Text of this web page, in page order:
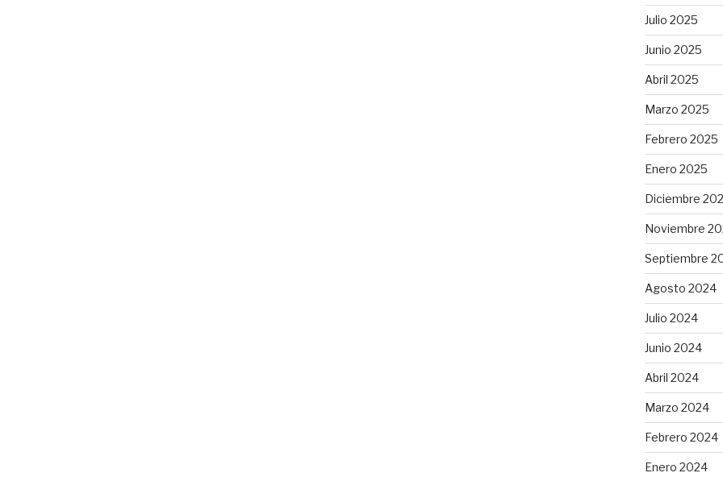
Julio 2025
Junio 2025
Abril 2025
Marzo 2025
Febrero 2025
Enero 2025
Diciembre
Noviembre
Septiembre
Agosto 2024
Julio 2024
Junio 2024
Abril 2024
Marzo 2024
Febrero 2024
Enero 2024